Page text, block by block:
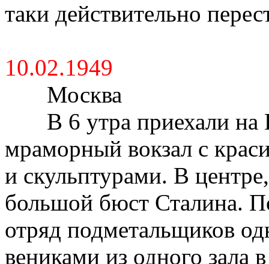
таки действительно
10.02.1949
Москва
В 6 утра приехали
мраморный вокзал с
и скульптурами. В
большой бюст Сталина.
отряд подметальщиков
вениками из одного зала